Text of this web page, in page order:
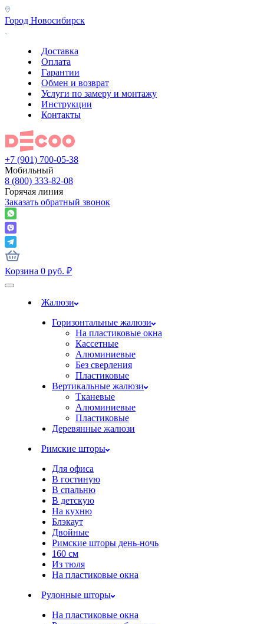
Город Новосибирск
Доставка
Оплата
Гарантии
Обмен и возврат
Услуги по замеру и монтажу
Инструкции
Контакты
+7 (901) 700-05-38
Мобильный
8 (800) 333-82-08
Горячая линия
Заказать обратный звонок
Корзина 0 руб. ₽
Жалюзи
Горизонтальные жалюзи
На пластиковые окна
Кассетные
Алюминиевые
Без сверления
Пластиковые
Вертикальные жалюзи
Тканевые
Алюминиевые
Пластиковые
Деревянные жалюзи
Римские шторы
Для офиса
В гостиную
В спальню
В детскую
На кухню
Блэкаут
Двойные
Римские шторы день-ночь
160 см
Из тюля
На пластиковые окна
Рулонные шторы
На пластиковые окна